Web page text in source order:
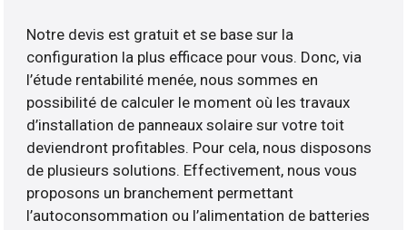
Notre devis est gratuit et se base sur la
configuration la plus efficace pour vous. Donc, via
l’étude rentabilité menée, nous sommes en
possibilité de calculer le moment où les travaux
d’installation de panneaux solaire sur votre toit
deviendront profitables. Pour cela, nous disposons
de plusieurs solutions. Effectivement, nous vous
proposons un branchement permettant
l’autoconsommation ou l’alimentation de batteries